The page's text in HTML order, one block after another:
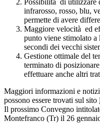
infrarosso, rosso, blu,
permette di avere
Maggiore velocità ed
punto viene stimolato
secondi dei vecchi
Gestione ottimale del
terminato di
effettuare anche altri
Maggiori informazioni e
possono essere trovati sul sito
Il prossimo Convegno
Montefranco (Tr) il 26